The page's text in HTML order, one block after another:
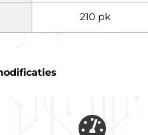
210 pk